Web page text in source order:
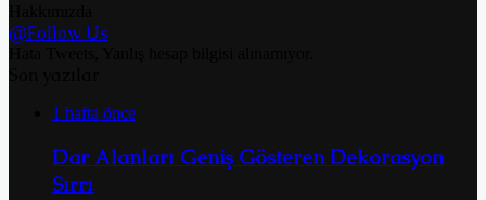
@Follow Us
1 hafta önce
Dar Alanları Geniş Gösteren Dekorasyon
Sırrı